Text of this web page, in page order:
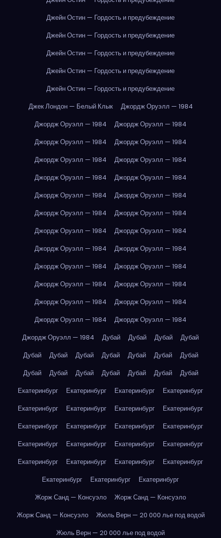
Джейн Остин — Гордость и предубеждение
Джейн Остин — Гордость и предубеждение
Джейн Остин — Гордость и предубеждение
Джейн Остин — Гордость и предубеждение
Джейн Остин — Гордость и предубеждение
Джек Лондон — Белый Клык
Джордж Оруэлл — 1984
Джордж Оруэлл — 1984
Джордж Оруэлл — 1984
Джордж Оруэлл — 1984
Джордж Оруэлл — 1984
Джордж Оруэлл — 1984
Джордж Оруэлл — 1984
Джордж Оруэлл — 1984
Джордж Оруэлл — 1984
Джордж Оруэлл — 1984
Джордж Оруэлл — 1984
Джордж Оруэлл — 1984
Джордж Оруэлл — 1984
Джордж Оруэлл — 1984
Джордж Оруэлл — 1984
Джордж Оруэлл — 1984
Джордж Оруэлл — 1984
Джордж Оруэлл — 1984
Джордж Оруэлл — 1984
Джордж Оруэлл — 1984
Джордж Оруэлл — 1984
Джордж Оруэлл — 1984
Джордж Оруэлл — 1984
Джордж Оруэлл — 1984
Джордж Оруэлл — 1984
Джордж Оруэлл — 1984
Дубай Дубай Дубай
Дубай
Дубай
Дубай Дубай Дубай Дубай Дубай
Дубай
Дубай
Дубай Дубай Дубай Дубай Дубай
Дубай
Екатеринбург
Екатеринбург Екатеринбург
Екатеринбург
Екатеринбург
Екатеринбург Екатеринбург
Екатеринбург
Екатеринбург
Екатеринбург Екатеринбург
Екатеринбург
Екатеринбург
Екатеринбург Екатеринбург
Екатеринбург
Екатеринбург
Екатеринбург Екатеринбург
Екатеринбург
Екатеринбург
Екатеринбург
Екатеринбург
Жорж Санд — Консуэло
Жорж Санд — Консуэло
Жорж Санд — Консуэло
Жюль Верн — 20 000 лье под водой
Жюль Верн — 20 000 лье под водой